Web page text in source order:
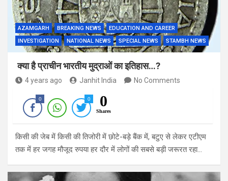
AZAMGARH BREAKING NEWS
EDUCATION AND CAREER
INVESTIGATION
NATIONAL NEWS SPECIAL NEWS STAMBH NEWS
क्या है प्राचीन भारतीय मुद्राओं का इतिहास…?
4 years ago Janhit India No Comments
0 0 0
Shares
किसी की जेब में किसी की तिजोरी में छोटे-बड़े बैंक में, बटुए से लेकर एटीएम
तक में हर जगह मौजूद रुपया हर दौर में लोगों की सबसे बड़ी जरूरत रहा…